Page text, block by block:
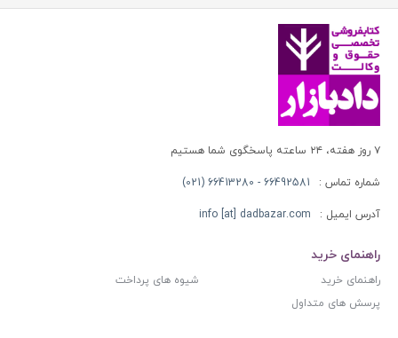
۷ روز هفته، ۲۴ ساعته پاسخگوی شما هستیم
شماره تماس : 66492581 - 66413280 (021)
آدرس ایمیل : info [at] dadbazar.com
راهنمای خرید
راهنمای خرید
شیوه های پرداخت
پرسش های متداول